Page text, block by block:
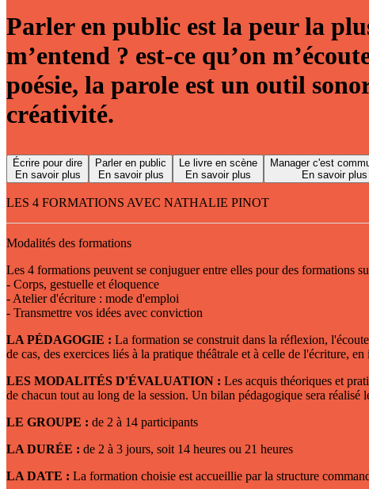
Parler en public est la peur la
m’entend ? est-ce qu’on
poésie, la parole est un outil
créativité.
Écrire pour dire
En savoir plus
Parler en public
En savoir plus
Le livre en scène
En savoir plus
Manager c'est
En savoir plus
LES 4 FORMATIONS AVEC NATHALIE PINOT
Modalités des formations
Les 4 formations peuvent se conjuguer entre elles pour des formations
- Corps, gestuelle et éloquence
- Atelier d'écriture : mode d'emploi
- Transmettre vos idées avec conviction
LA PÉDAGOGIE : La formation se construit dans la réflexion,
de cas, des exercices liés à la pratique théâtrale et à celle de l'écriture,
LES MODALITÉS D'ÉVALUATION : Les acquis théoriques et
de chacun tout au long de la session. Un bilan pédagogique sera
LE GROUPE : de 2 à 14 participants
LA DURÉE : de 2 à 3 jours, soit 14 heures ou 21 heures
LA DATE : La formation choisie est accueillie par la structure